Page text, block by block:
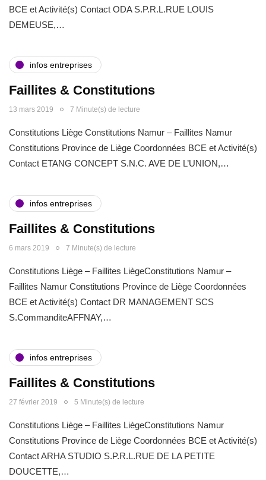
BCE et Activité(s) Contact ODA S.P.R.L.RUE LOUIS
DEMEUSE,…
infos entreprises
Faillites & Constitutions
13 mars 2019 7 Minute(s) de lecture
Constitutions Liège Constitutions Namur – Faillites Namur
Constitutions Province de Liège Coordonnées BCE et Activité(s)
Contact ETANG CONCEPT S.N.C. AVE DE L’UNION,…
infos entreprises
Faillites & Constitutions
6 mars 2019 7 Minute(s) de lecture
Constitutions Liège – Faillites LiègeConstitutions Namur –
Faillites Namur Constitutions Province de Liège Coordonnées
BCE et Activité(s) Contact DR MANAGEMENT SCS
S.CommanditeAFFNAY,…
infos entreprises
Faillites & Constitutions
27 février 2019 5 Minute(s) de lecture
Constitutions Liège – Faillites LiègeConstitutions Namur
Constitutions Province de Liège Coordonnées BCE et Activité(s)
Contact ARHA STUDIO S.P.R.L.RUE DE LA PETITE
DOUCETTE,…